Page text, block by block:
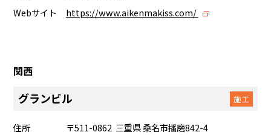
Webサイト
https://www.aikenmakiss.com/
関西
グランビル 施工
住所
〒511-0862 三重県 桑名市播磨842-4